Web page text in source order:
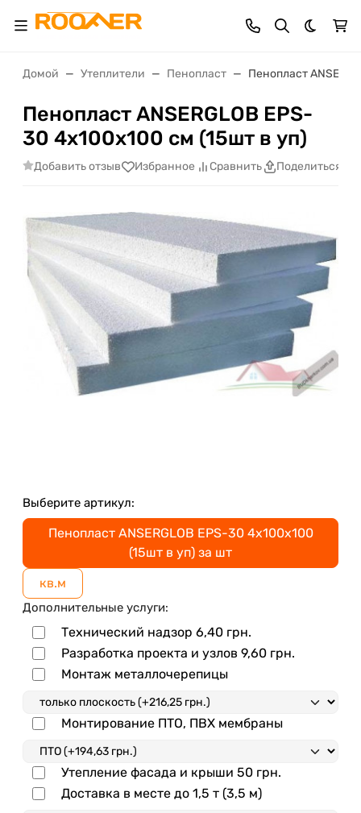
Темная
Домой Утеплители Пенопласт Пенопласт
Пенопласт ANSERGLOB EPS-
30 4х100х100 см (15шт в уп)
Добавить отзыв Избранное Сравнить Поделиться
Выберите артикул:
Пенопласт ANSERGLOB EPS-30 4х100х100
(15шт в уп) за шт
кв.м
Дополнительные услуги:
Технический надзор 6,40 грн.
Разработка проекта и узлов 9,60 грн.
Монтаж металлочерепицы
Монтирование ПТО, ПВХ мембраны
Утепление фасада и крыши 50 грн.
Доставка в месте до 1,5 т (3,5 м)